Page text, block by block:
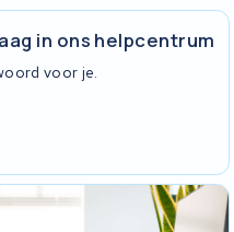
in ons helpcentrum
voor je.